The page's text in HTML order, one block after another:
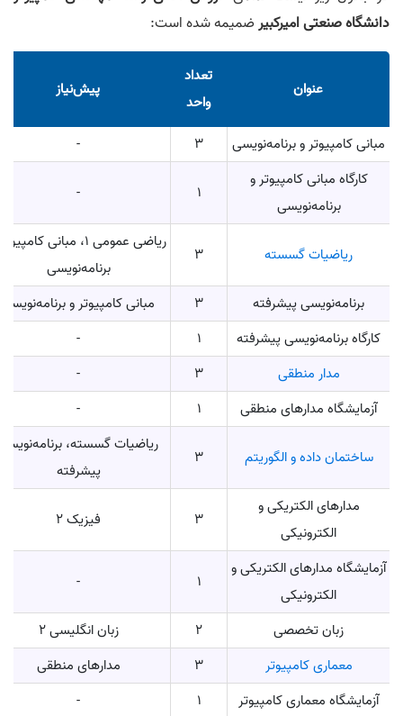
دانشگاه صنعتی امیرکبیرضمیمه شده است:
عنوان
تعداد
واحد
پیش‌نیاز
مبانی کامپیوتر و برنامه‌نویسی 3
-
کارگاه مبانی کامپیوتر و
برنامه‌نویسی
1
-
ریاضیات گسسته 3
ریاضی عمومی 1، مبانی
برنامه‌نویسی
برنامه‌نویسی پیشرفته
3
مبانی کامپیوتر و برنامه‌نویسی
کارگاه برنامه‌نویسی پیشرفته
1
-
مدار منطقی
3
-
آزمایشگاه مدارهای منطقی
1
-
ساختمان داده و الگوریتم 3
ریاضیات گسسته،
پیشرفته
مدارهای الکتریکی و
الکترونیکی
3 فیزیک 2
آزمایشگاه مدارهای الکتریکی و
الکترونیکی
1
-
زبان تخصصی 2
زبان انگلیسی 2
معماری کامپیوتر
3
مدارهای منطقی
آزمایشگاه معماری کامپیوتر
1
-